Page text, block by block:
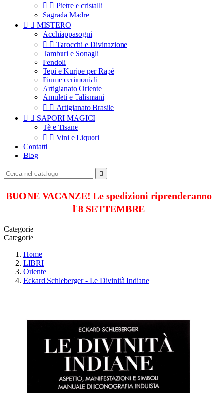
  Pietre e cristalli
Sagrada Madre
  MISTERO
Acchiappasogni
  Tarocchi e Divinazione
Tamburi e Sonagli
Pendoli
Tepi e Kuripe per Rapé
Piume cerimoniali
Artigianato Oriente
Amuleti e Talismani
  Artigianato Brasile
  SAPORI MAGICI
Tè e Tisane
  Vini e Liquori
Contatti
Blog

BUONE VACANZE! Le spedizioni riprenderanno
l'8 SETTEMBRE
Categorie
Categorie
Home
LIBRI
Oriente
Eckard Schleberger - Le Divinità Indiane